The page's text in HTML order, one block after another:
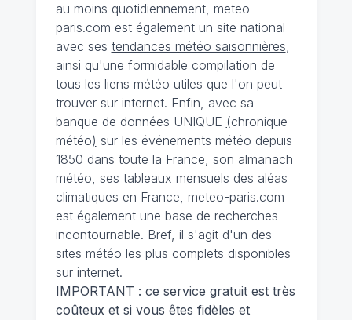
au moins quotidiennement, meteo-
paris.com est également un site national
avec ses tendances météo saisonnières,
ainsi qu'une formidable compilation de
tous les liens météo utiles que l'on peut
trouver sur internet. Enfin, avec sa
banque de données UNIQUE (chronique
météo) sur les événements météo depuis
1850 dans toute la France, son almanach
météo, ses tableaux mensuels des aléas
climatiques en France, meteo-paris.com
est également une base de recherches
incontournable. Bref, il s'agit d'un des
sites météo les plus complets disponibles
sur internet.
IMPORTANT : ce service gratuit est très
coûteux et si vous êtes fidèles et